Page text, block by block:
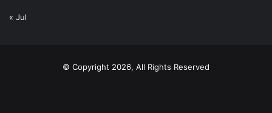
« Jul
© Copyright 2026, All Rights Reserved